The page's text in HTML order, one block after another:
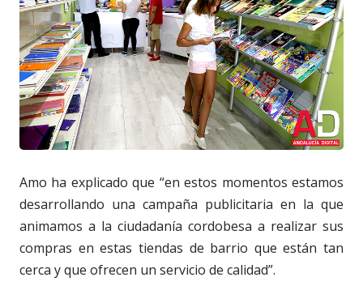
Amo ha explicado que “en estos momentos estamos
desarrollando una campaña publicitaria en la que
animamos a la ciudadanía cordobesa a realizar sus
compras en estas tiendas de barrio que están tan
cerca y que ofrecen un servicio de calidad”.